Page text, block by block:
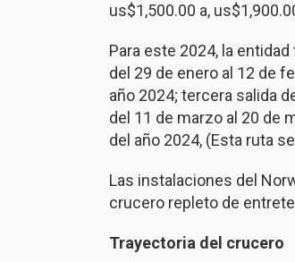
us$1,500.00 a,
Para este 2024, la
del 29 de enero al 12 de
año 2024; tercera salida
del 11 de marzo al 20 de
del año 2024, (Esta ruta
Las instalaciones del
crucero repleto de
Trayectoria del crucero